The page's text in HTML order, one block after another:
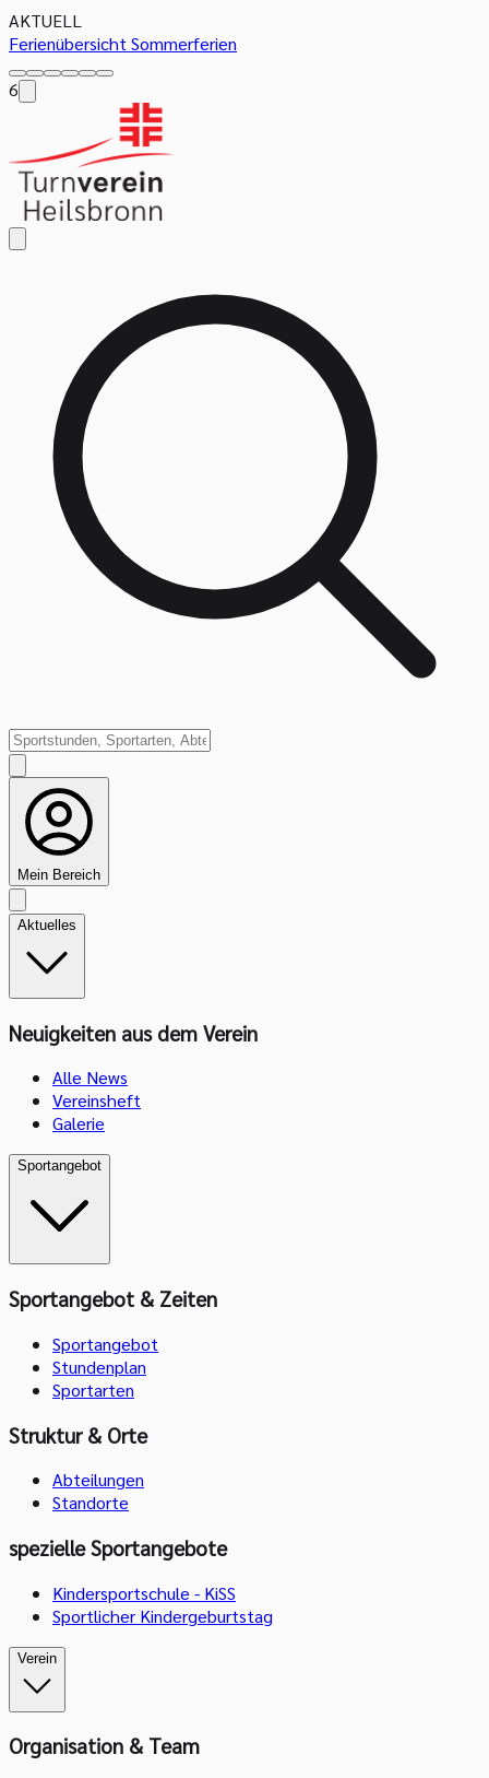
AKTUELL
Ferienübersicht Sommerferien
6
Mein Bereich
Aktuelles
Neuigkeiten aus dem Verein
Alle News
Vereinsheft
Galerie
Sportangebot
Sportangebot & Zeiten
Sportangebot
Stundenplan
Sportarten
Struktur & Orte
Abteilungen
Standorte
spezielle Sportangebote
Kindersportschule - KiSS
Sportlicher Kindergeburtstag
Verein
Organisation & Team